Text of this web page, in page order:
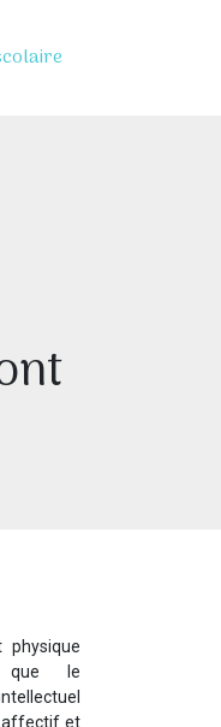
physique
que le
affectif et